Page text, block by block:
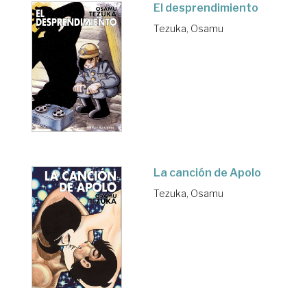
El desprendimiento
Tezuka, Osamu
La canción de Apolo
Tezuka, Osamu